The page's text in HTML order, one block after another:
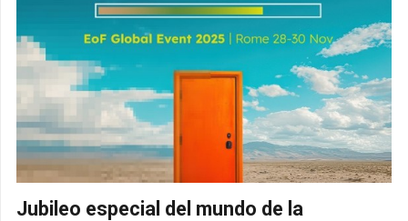
Jubileo especial del mundo de la